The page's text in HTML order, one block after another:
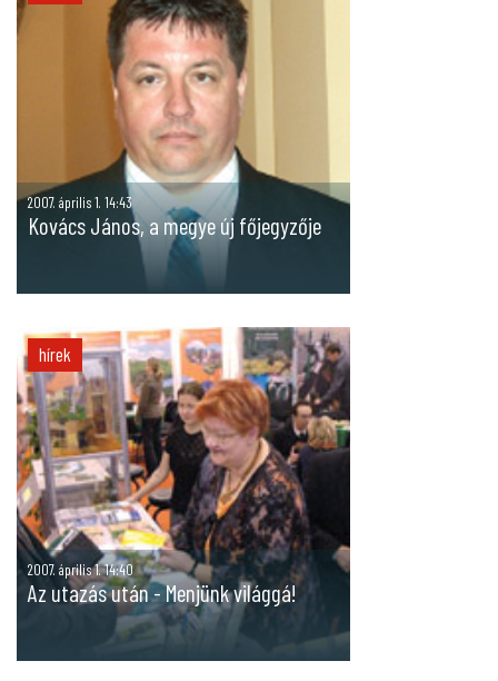
2007. április 1. 14:43
Kovács János, a megye új főjegyzője
hírek
2007. április 1. 14:40
Az utazás után - Menjünk világgá!